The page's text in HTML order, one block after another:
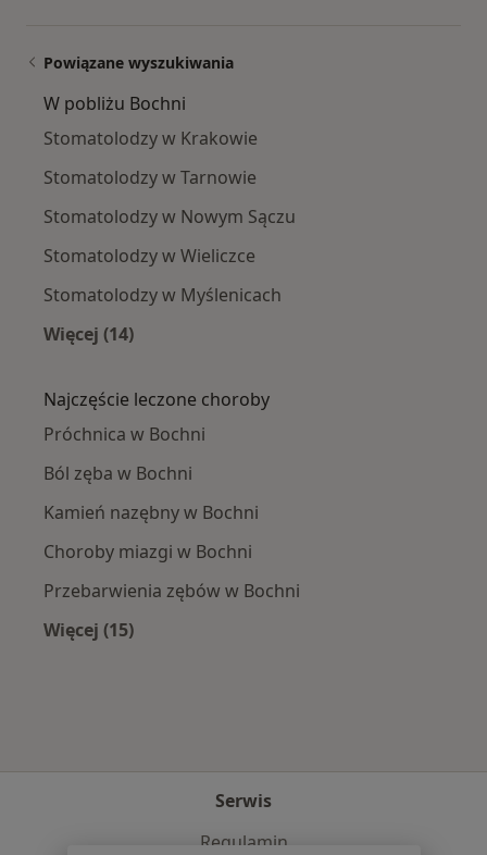
Powiązane wyszukiwania
W pobliżu Bochni
Stomatolodzy w Krakowie
Stomatolodzy w Tarnowie
Stomatolodzy w Nowym Sączu
Stomatolodzy w Wieliczce
Stomatolodzy w Myślenicach
Więcej (14)
Najczęście leczone choroby
Próchnica w Bochni
Ból zęba w Bochni
Kamień nazębny w Bochni
Choroby miazgi w Bochni
Przebarwienia zębów w Bochni
Więcej (15)
Serwis
Regulamin